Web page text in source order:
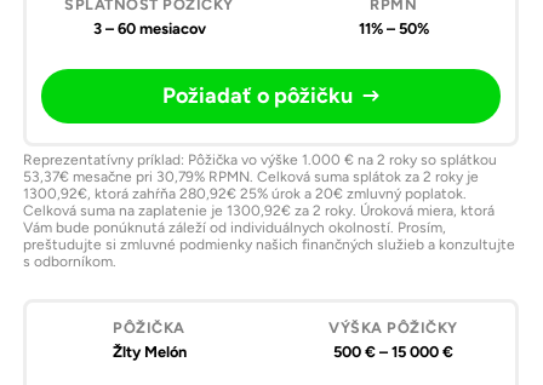
3 – 60 mesiacov 11% – 50%
Požiadať o pôžičku
Reprezentatívny príklad: Pôžička vo výške 1.000 € na 2 roky so splátkou
53,37€ mesačne pri 30,79% RPMN. Celková suma splátok za 2 roky je
1300,92€, ktorá zahŕňa 280,92€ 25% úrok a 20€ zmluvný poplatok.
Celková suma na zaplatenie je 1300,92€ za 2 roky. Úroková miera, ktorá
Vám bude ponúknutá záleží od individuálnych okolností. Prosím,
preštudujte si zmluvné podmienky našich finančných služieb a konzultujte
s odborníkom.
Žlty Melón 500 € – 15 000 €